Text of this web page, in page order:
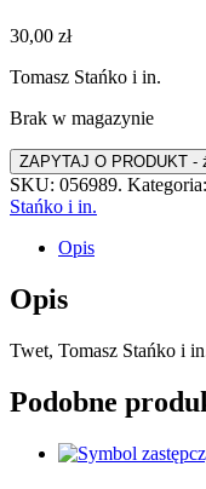
30,00 zł
Tomasz Stańko i in.
Brak w magazynie
SKU: 056989. Kategoria:
Stańko i in.
Opis
Opis
Twet, Tomasz Stańko i
Podobne